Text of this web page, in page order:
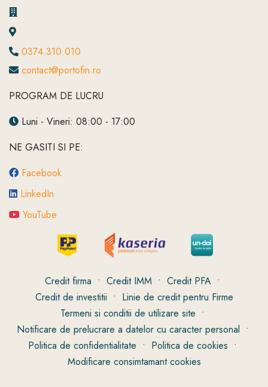
0374.310.010
contact@portofin.ro
PROGRAM DE LUCRU
Luni - Vineri: 08:00 - 17:00
NE GASITI SI PE:
Facebook
LinkedIn
YouTube
Credit firma • Credit IMM • Credit PFA •
Credit de investitii • Linie de credit pentru Firme
Termeni si conditii de utilizare site •
Notificare de prelucrare a datelor cu caracter personal •
Politica de confidentialitate • Politica de cookies •
Modificare consimtamant cookies